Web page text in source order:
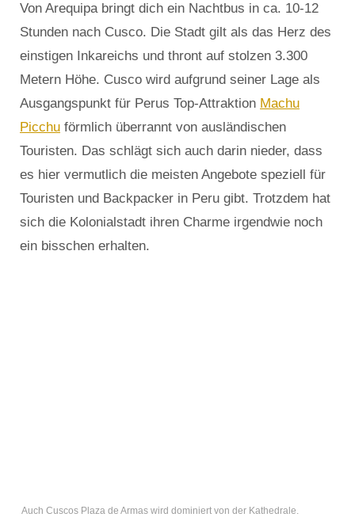
Von Arequipa bringt dich ein Nachtbus in ca. 10-12
Stunden nach Cusco. Die Stadt gilt als das Herz des
einstigen Inkareichs und thront auf stolzen 3.300
Metern Höhe. Cusco wird aufgrund seiner Lage als
Ausgangspunkt für Perus Top-Attraktion Machu
Picchu förmlich überrannt von ausländischen
Touristen. Das schlägt sich auch darin nieder, dass
es hier vermutlich die meisten Angebote speziell für
Touristen und Backpacker in Peru gibt. Trotzdem hat
sich die Kolonialstadt ihren Charme irgendwie noch
ein bisschen erhalten.
Auch Cuscos Plaza de Armas wird dominiert von der Kathedrale.